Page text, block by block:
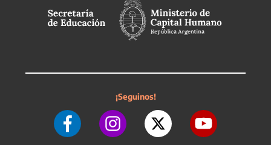
¡Seguinos!